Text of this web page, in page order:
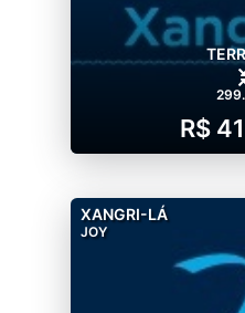
R$
XANGRI-LÁ
JOY